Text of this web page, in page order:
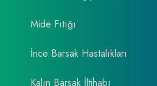
Mide Fıtığı
İnce Barsak Hastalıkları
Kalın Barsak İltihabı